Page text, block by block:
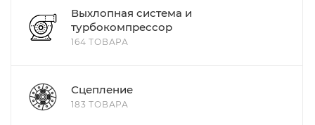
Выхлопная система и
турбокомпрессор
164 ТОВАРА
Сцепление
183 ТОВАРА